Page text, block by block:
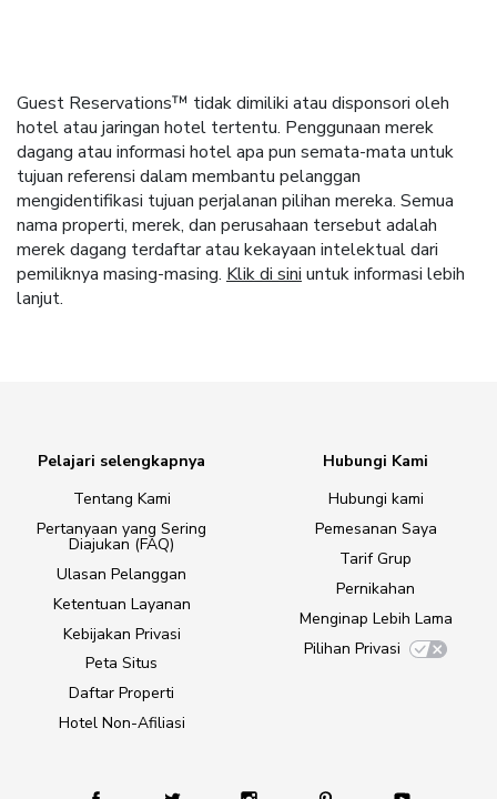
Guest Reservations™ tidak dimiliki atau disponsori oleh
hotel atau jaringan hotel tertentu. Penggunaan merek
dagang atau informasi hotel apa pun semata-mata untuk
tujuan referensi dalam membantu pelanggan
mengidentifikasi tujuan perjalanan pilihan mereka. Semua
nama properti, merek, dan perusahaan tersebut adalah
merek dagang terdaftar atau kekayaan intelektual dari
pemiliknya masing-masing. Klik di sini untuk informasi lebih
lanjut.
Pelajari selengkapnya
Tentang Kami
Pertanyaan yang Sering
Diajukan (FAQ)
Ulasan Pelanggan
Ketentuan Layanan
Kebijakan Privasi
Peta Situs
Daftar Properti
Hotel Non-Afiliasi
Hubungi Kami
Hubungi kami
Pemesanan Saya
Tarif Grup
Pernikahan
Menginap Lebih Lama
Pilihan Privasi